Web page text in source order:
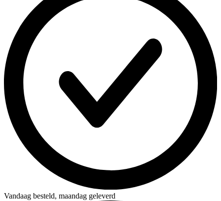
Vandaag besteld, maandag geleverd